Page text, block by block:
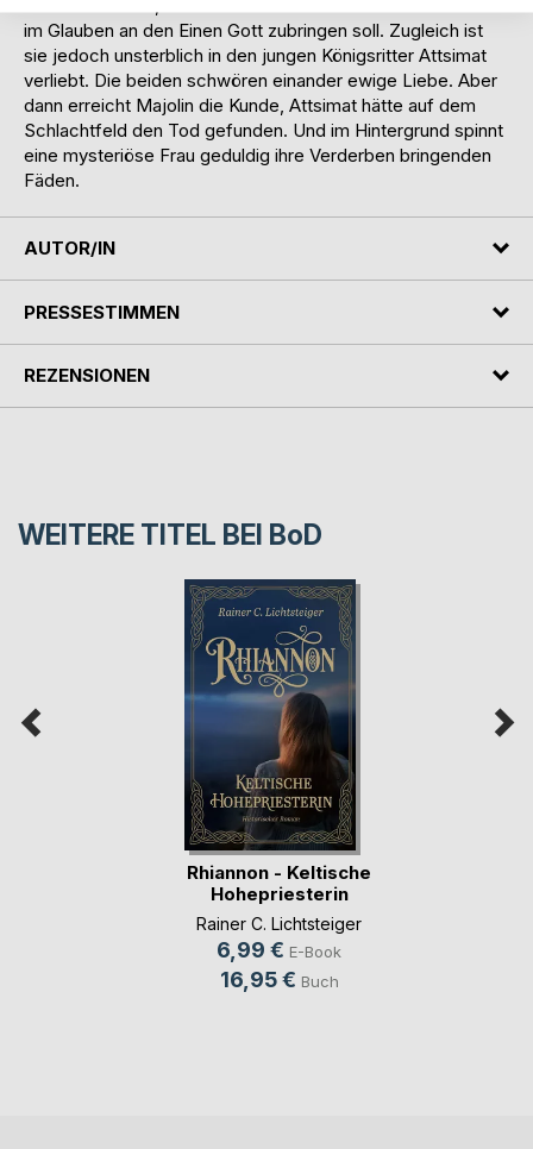
im Glauben an den Einen Gott zubringen soll. Zugleich ist
sie jedoch unsterblich in den jungen Königsritter Attsimat
verliebt. Die beiden schwören einander ewige Liebe. Aber
dann erreicht Majolin die Kunde, Attsimat hätte auf dem
Schlachtfeld den Tod gefunden. Und im Hintergrund spinnt
eine mysteriöse Frau geduldig ihre Verderben bringenden
Fäden.
AUTOR/IN
PRESSESTIMMEN
REZENSIONEN
WEITERE TITEL BEI BoD
Rhiannon - Keltische
Hohepriesterin
Rainer C. Lichtsteiger
6,99 € E-Book
16,95 € Buch